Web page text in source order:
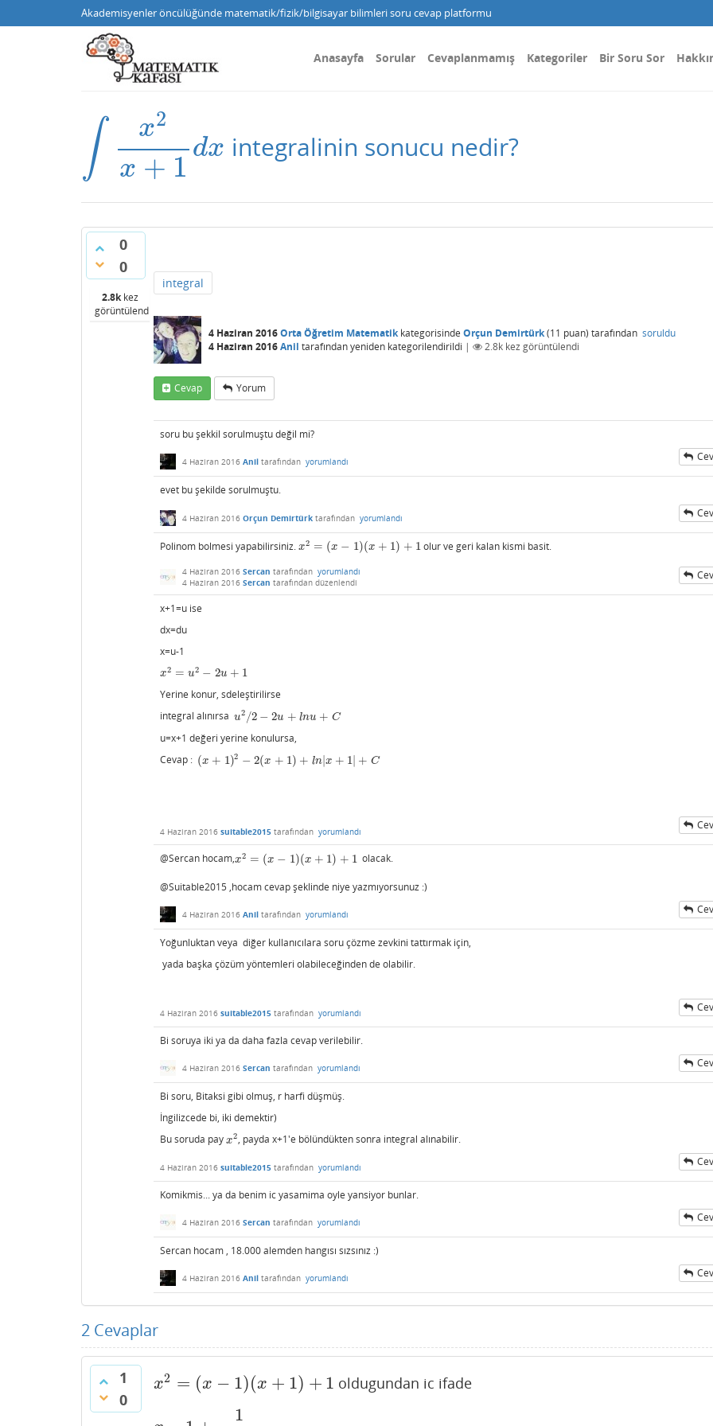
Akademisyenler öncülüğünde matematik/fizik/bilgisayar bilimleri soru cevap platformu
Anasayfa Sorular Cevaplanmamış Kategoriler Bir Soru Sor
∫ x2
x + 1
dx
x x+1dx integralinin sonucu nedir?
0
0
2.8kkez
görüntülendi
integral
4 Haziran 2016Orta Öğretim Matematikkategorisinde Orçun Demirtürk(11 puan) tarafından soruldu
4 Haziran 2016Anil tarafındanyeniden kategorilendirildi | 2.8k kez görüntülendi
Cevap Yorum
soru bu şekkil sorulmuştu değil mi?
4 Haziran 2016 Anil tarafından yorumlandı
evet bu şekilde sorulmuştu.
4 Haziran 2016 Orçun Demirtürk tarafından yorumlandı
Polinom bolmesi yapabilirsiniz. x2 = (x − 1)(x + 1) + 1
x2= (x −1)( x+ 1)+1 olur ve geri kalan kismi basit.
4 Haziran 2016 Sercan tarafından yorumlandı
4 Haziran 2016 Sercan tarafından düzenlendi
x+1=u ise
dx=du
x=u-1
x2 = u2 − 2u + 1
x2= u2 −2u+1
Yerine konur, sdeleştirilirse
integral alınırsa u2 /2 − 2u + lnu + C
u2/2− 2u +ln u+C
u=x+1 değeri yerine konulursa,
Cevap : (x + 1)2 − 2(x + 1) + ln| x + 1 + C
(x+ 1)2 −2( x+1)+ln |x+1| +C
4 Haziran 2016 suitable2015 tarafından yorumlandı
@Sercan hocam,x2 = (x − 1)(x + 1) + 1
x2= (x −1)( x+ 1)+1 olacak.
@Suitable2015 ,hocam cevap şeklinde niye yazmıyorsunuz :)
4 Haziran 2016 Anil tarafından yorumlandı
Yoğunluktan veya diğer kullanıcılara soru çözme zevkini tattırmak için,
yada başka çözüm yöntemleri olabileceğinden de olabilir.
4 Haziran 2016 suitable2015 tarafından yorumlandı
Bi soruya iki ya da daha fazla cevap verilebilir.
4 Haziran 2016 Sercan tarafından yorumlandı
Bi soru, Bitaksi gibi olmuş, r harfi düşmüş.
İngilizcede bi, iki demektir)
Bu soruda pay x2
x2, payda x+1'e bölündükten sonra integral alınabilir.
4 Haziran 2016 suitable2015 tarafından yorumlandı
Komikmis... ya da benim ic yasamima oyle yansiyor bunlar.
4 Haziran 2016 Sercan tarafından yorumlandı
Sercan hocam , 18.000 alemden hangısı sızsınız :)
4 Haziran 2016 Anil tarafından yorumlandı
2 Cevaplar
1
0
x2 = (x − 1)(x + 1) + 1
x2= (x− 1)( x+1 )+1 oldugundan ic ifade
1